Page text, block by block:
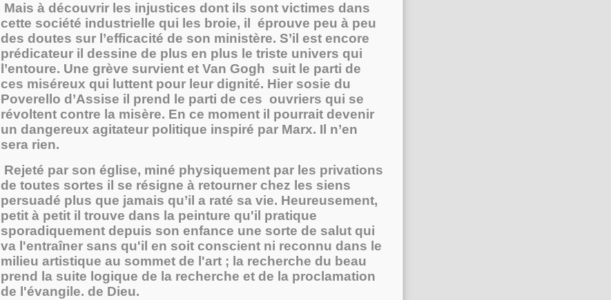
Mais à découvrir les injustices dont ils sont victimes dans
cette société industrielle qui les broie, il éprouve peu à peu
des doutes sur l’efficacité de son ministère. S’il est encore
prédicateur il dessine de plus en plus le triste univers qui
l’entoure. Une grève survient et Van Gogh suit le parti de
ces miséreux qui luttent pour leur dignité. Hier sosie du
Poverello d’Assise il prend le parti de ces ouvriers qui se
révoltent contre la misère. En ce moment il pourrait devenir
un dangereux agitateur politique inspiré par Marx. Il n’en
sera rien.
Rejeté par son église, miné physiquement par les privations
de toutes sortes il se résigne à retourner chez les siens
persuadé plus que jamais qu’il a raté sa vie. Heureusement,
petit à petit il trouve dans la peinture qu'il pratique
sporadiquement depuis son enfance une sorte de salut qui
va l'entraîner sans qu'il en soit conscient ni reconnu dans le
milieu artistique au sommet de l'art ; la recherche du beau
prend la suite logique de la recherche et de la proclamation
de l'évangile. de Dieu.